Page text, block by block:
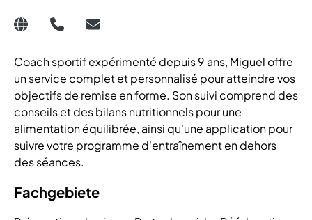
Coach sportif expérimenté depuis 9 ans, Miguel offre
un service complet et personnalisé pour atteindre vos
objectifs de remise en forme. Son suivi comprend des
conseils et des bilans nutritionnels pour une
alimentation équilibrée, ainsi qu'une application pour
suivre votre programme d'entraînement en dehors
des séances.
Fachgebiete